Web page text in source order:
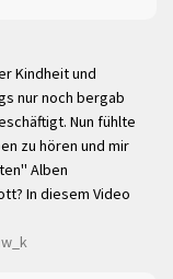
Kindheit und
nur noch bergab
Nun fühlte
zu hören und mir
Alben
In diesem Video